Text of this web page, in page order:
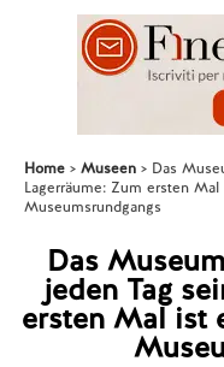
Home Museen
Das
Lagerräume: Zum ersten
Museumsrundgangs
Das
jeden Tag
ersten Mal ist